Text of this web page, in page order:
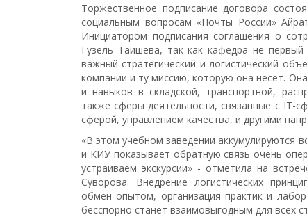
Торжественное подписание договора
социальным вопросам «Почты России»
Инициатором подписания соглашения о
Гузель Таишева, так как кафедра не
важный стратегический и логистический
компании и ту миссию, которую она несет.
и навыков в складской, транспортной,
также сферы деятельности, связанные с IT-
сферой, управлением качества, и другими
«В этом учебном заведении аккумулируются
и КИУ показывает обратную связь очень
устраиваем экскурсии» - отметила на
Суворова. Внедрение логистических
обмен опытом, организация практик и
бесспорно станет взаимовыгодным для всех